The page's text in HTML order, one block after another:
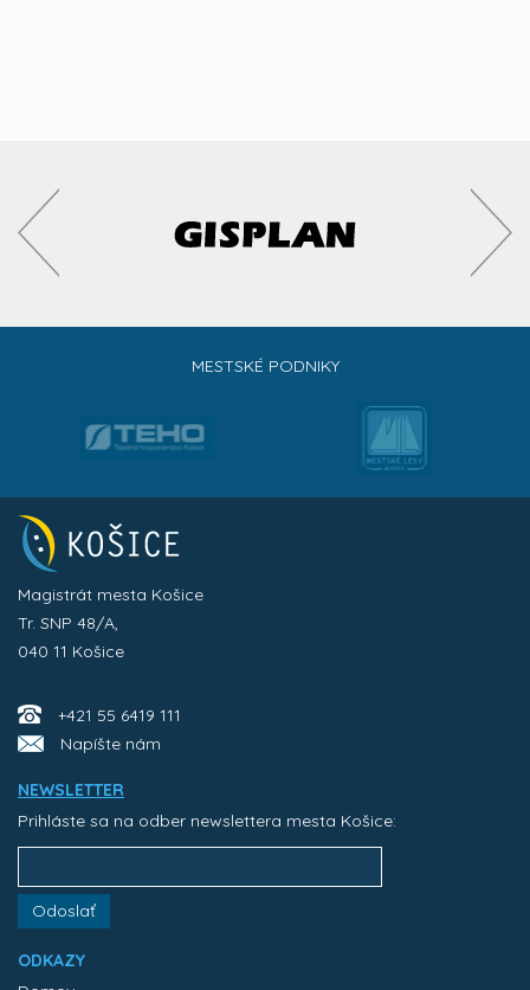
MESTSKÉ PODNIKY
Magistrát mesta Košice
Tr. SNP 48/A,
040 11 Košice
+421 55 6419 111
Napíšte nám
NEWSLETTER
Prihláste sa na odber newslettera mesta Košice:
Odoslať
ODKAZY